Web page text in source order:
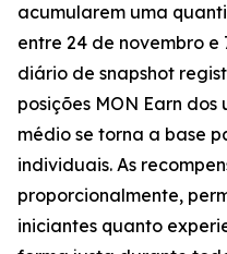
acumularem uma
entre 24 de novembro e
diário de snapshot
posições MON Earn
médio se torna a base
individuais. As
proporcionalmente,
iniciantes quanto